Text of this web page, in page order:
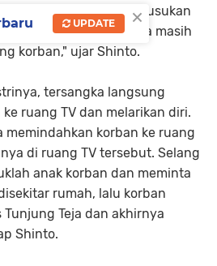
korban dan tusukan
tidak dicabut sehingga masih
korban," ujar Shinto.
tersangka langsung
ruang TV dan melarikan diri.
memindahkan korban ke ruang
di ruang TV tersebut. Selang
anak korban dan meminta
rumah, lalu korban
Teja dan akhirnya
Shinto.
×
UPDATE